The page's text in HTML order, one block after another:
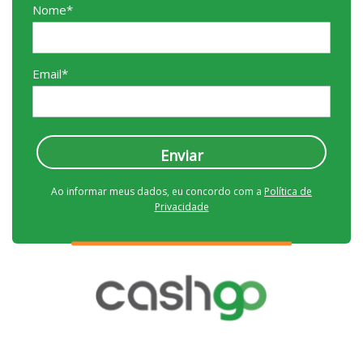
Nome*
Email*
Enviar
Ao informar meus dados, eu concordo com a Política de
Privacidade